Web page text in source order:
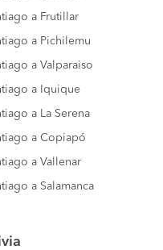
a Frutillar
a Pichilemu
a Valparaiso
a Iquique
a La Serena
a Copiapó
a Vallenar
a Salamanca